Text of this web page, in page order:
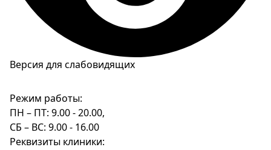
Версия для слабовидящих
Режим работы:
ПН – ПТ: 9.00 - 20.00,
СБ – ВС: 9.00 - 16.00
Реквизиты клиники: